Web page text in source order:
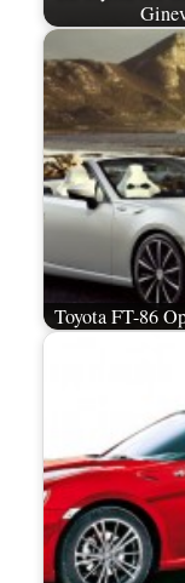
Toyota FT-86